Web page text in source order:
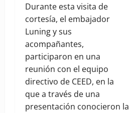
Durante esta visita de
cortesía, el embajador
Luning y sus
acompañantes,
participaron en una
reunión con el equipo
directivo de CEED, en la
que a través de una
presentación conocieron la